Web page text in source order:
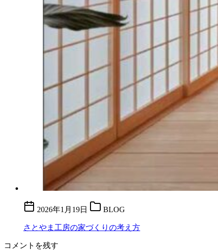
2026年1月19日 BLOG
さとやま工房の家づくりの考え方
コメントを残す